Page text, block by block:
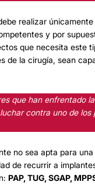
realizar
y por
que necesita este
de la cirugía, sean
que han enfrentado
contra uno de los
no sea apta para
de recurrir a
PAP, TUG, SGAP,